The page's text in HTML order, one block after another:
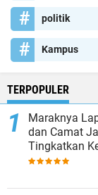
politik
Kampus
TERPOPULER
Maraknya
dan Camat
Tingkatkan